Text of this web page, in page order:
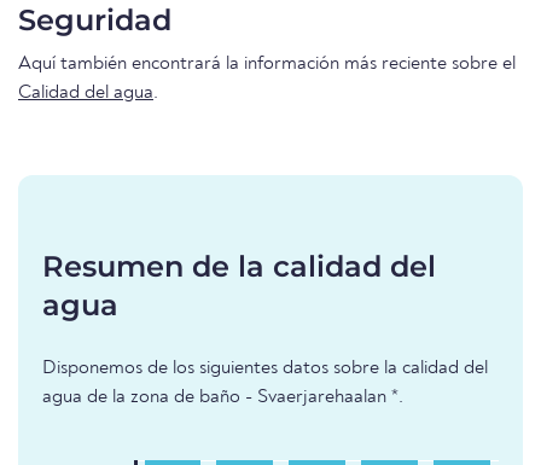
Seguridad
Aquí también encontrará la información más reciente sobre el
Calidad del agua.
Resumen de la calidad del
agua
Disponemos de los siguientes datos sobre la calidad del
agua de la zona de baño - Svaerjarehaalan *.